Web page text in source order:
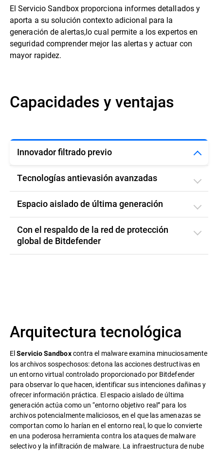
El Servicio Sandbox proporciona informes detallados y
aporta a su solución contexto adicional para la
generación de alertas,lo cual permite a los expertos en
seguridad comprender mejor las alertas y actuar con
mayor rapidez.
Capacidades y ventajas
Innovador filtrado previo
Tecnologías antievasión avanzadas
Espacio aislado de última generación
Con el respaldo de la red de protección
global de Bitdefender
Arquitectura tecnológica
ElServicio Sandboxcontra el malware examina minuciosamente
los archivos sospechosos: detona las acciones destructivas en
un entorno virtual controlado proporcionado por Bitdefender
para observar lo que hacen, identificar sus intenciones dañinas y
ofrecer información práctica. El espacio aislado de última
generación actúa como un “entorno objetivo real” para los
archivos potencialmente maliciosos, en el que las amenazas se
comportan como lo harían en el entorno real, lo que lo convierte
en una poderosa herramienta contra los ataques de malware
selectivo y la infiltración de malware. La infraestructura de nube